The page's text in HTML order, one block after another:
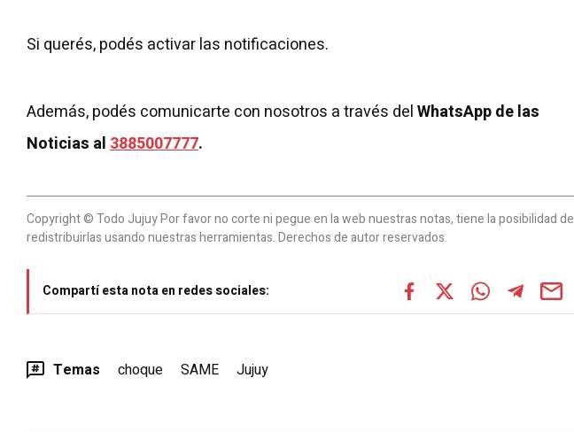
Si querés, podés activar las notificaciones.
Además, podés comunicarte con nosotros a través delWhatsApp de las
Noticias al3885007777.
Copyright © Todo Jujuy Por favor no corte ni pegue en la web nuestras notas, tiene la posibilidad de
redistribuirlas usando nuestras herramientas. Derechos de autor reservados.
Compartí esta nota en redes sociales:
Temas choque SAME Jujuy